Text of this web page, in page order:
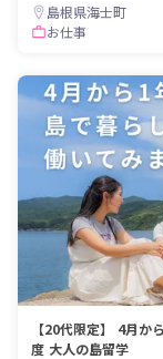
島根県海士町
お仕事
【20代限定】 4月か
度 大人の島留学